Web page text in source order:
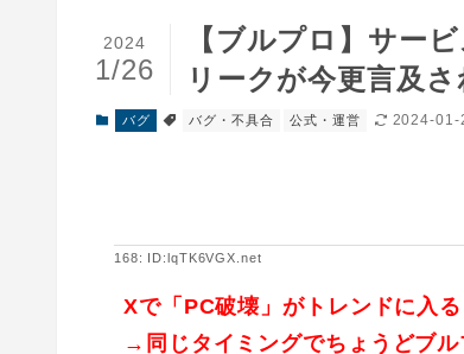
【ブルプロ】サー
リークが今更言及
2024
1/26
バグ バグ・不具合 公式・運営 2024-01-
168: ID:lqTK6VGX.net
Xで「PC破壊」がトレンドに入る
→同じタイミングでちょうどブ